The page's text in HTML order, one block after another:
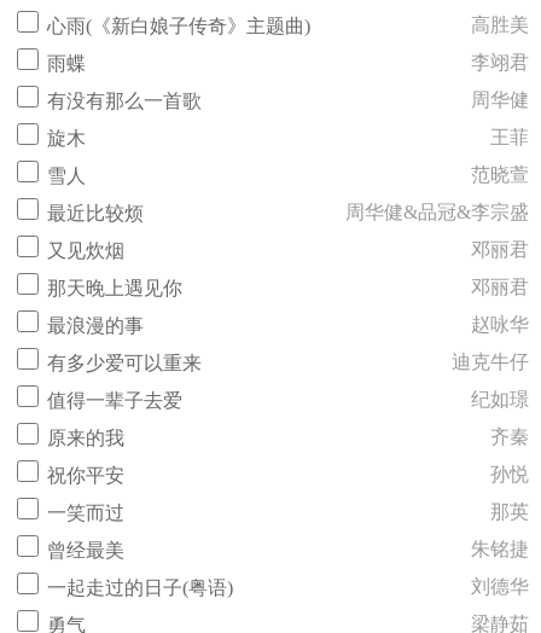
心雨(《新白娘子传奇》主题曲)
高胜美
雨蝶
李翊君
有没有那么一首歌
周华健
旋木
王菲
雪人
范晓萱
最近比较烦
周华健&品冠&李宗盛
又见炊烟
邓丽君
那天晚上遇见你
邓丽君
最浪漫的事
赵咏华
有多少爱可以重来
迪克牛仔
值得一辈子去爱
纪如璟
原来的我
齐秦
祝你平安
孙悦
一笑而过
那英
曾经最美
朱铭捷
一起走过的日子(粤语)
刘德华
勇气
梁静茹